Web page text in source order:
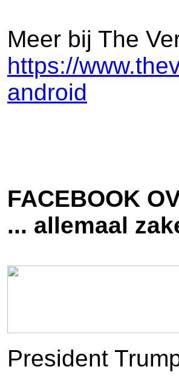
Meer bij The
https://
android
FACEBOOK
... allemaal
President